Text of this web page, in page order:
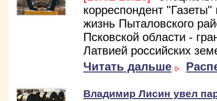
корреспондент "Газеты"
жизнь Пыталовского
Псковской области -
Латвией российских
Читать дальше
Владимир Лисин увел